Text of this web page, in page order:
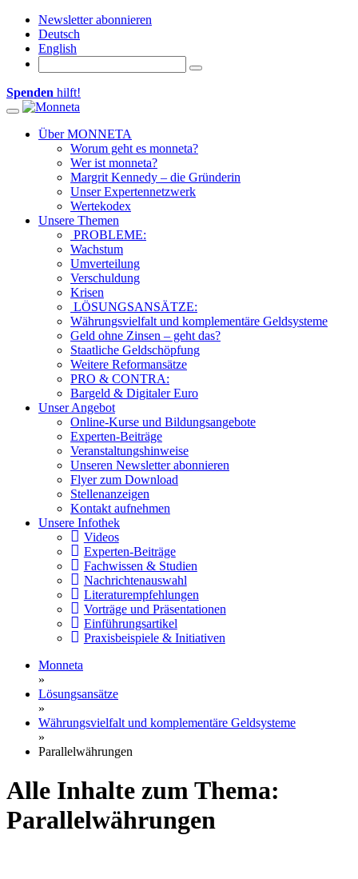
Newsletter abonnieren
Deutsch
English
Spenden hilft!
Toggle navigation
Über MONNETA
Worum geht es monneta?
Wer ist monneta?
Margrit Kennedy – die Gründerin
Unser Expertennetzwerk
Wertekodex
Unsere Themen
PROBLEME:
Wachstum
Umverteilung
Verschuldung
Krisen
LÖSUNGSANSÄTZE:
Währungsvielfalt und komplementäre Geldsysteme
Geld ohne Zinsen – geht das?
Staatliche Geldschöpfung
Weitere Reformansätze
PRO & CONTRA:
Bargeld & Digitaler Euro
Unser Angebot
Online-Kurse und Bildungsangebote
Experten-Beiträge
Veranstaltungshinweise
Unseren Newsletter abonnieren
Flyer zum Download
Stellenanzeigen
Kontakt aufnehmen
Unsere Infothek
Videos
Experten-Beiträge
Fachwissen & Studien
Nachrichtenauswahl
Literaturempfehlungen
Vorträge und Präsentationen
Einführungsartikel
Praxisbeispiele & Initiativen
Monneta
»
Lösungsansätze
»
Währungsvielfalt und komplementäre Geldsysteme
»
Parallelwährungen
Alle Inhalte zum Thema:
Parallelwährungen